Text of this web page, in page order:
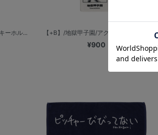
ーホル... 【+B】/地獄甲子園/アクリルキーホル...
¥900